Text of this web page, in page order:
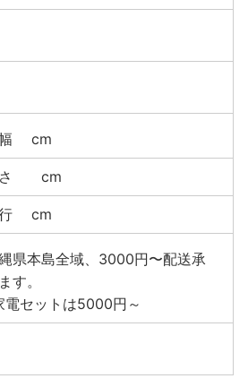
cm
さ cm
cm
県本島全域、3000円〜配送承
す。
電セットは5000円～